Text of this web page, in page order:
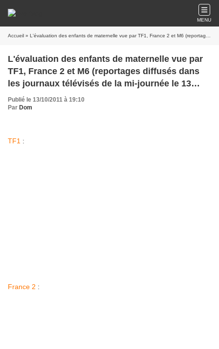
MENU
Accueil » L'évaluation des enfants de maternelle vue par TF1, France 2 et M6 (reportages diffusés dans les journaux télévisés de la mi-journée le 13 octobre 2011)
L'évaluation des enfants de maternelle vue par
TF1, France 2 et M6 (reportages diffusés dans
les journaux télévisés de la mi-journée le 13
octobre 2011)
Publié le 13/10/2011 à 19:10
Par Dom
TF1 :
France 2 :